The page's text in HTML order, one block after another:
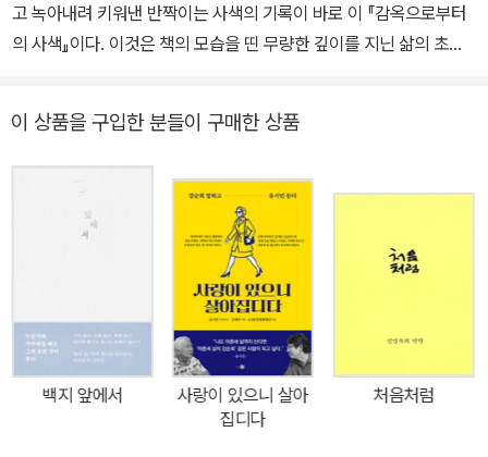
복(여럿이 함께 숲으로 가는 길)』 등이 있으며, 역서로 『외국무역과
국민경제』, 『사람아 아, 사람아!』, 『노신전』(공역), 『중국역대시가선
이 상품을 구입한 분들이 구매한 상품
백지 앞에서
사랑이 있으니 살아
집디다
처음처럼